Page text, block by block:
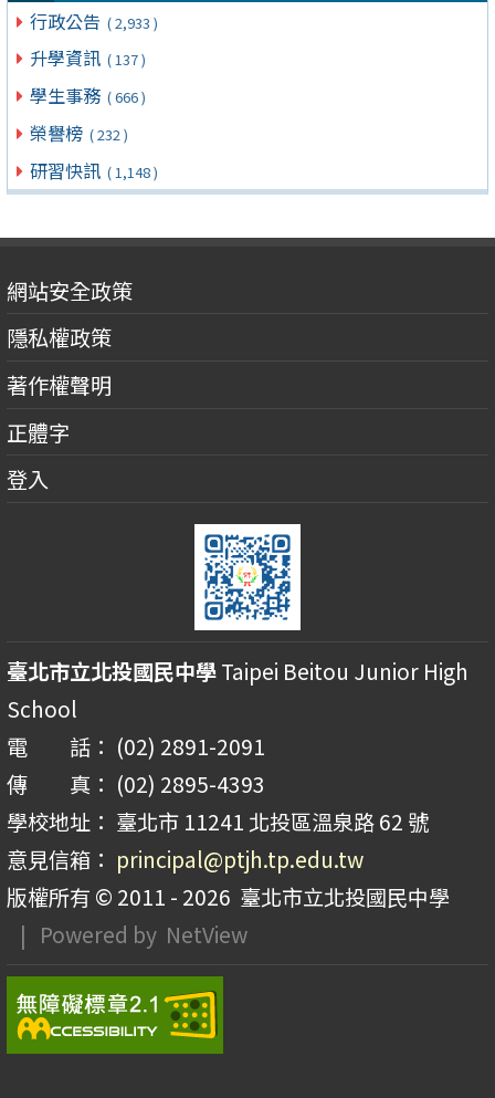
行政公告 ( 2,933 )
升學資訊 ( 137 )
學生事務 ( 666 )
榮譽榜 ( 232 )
研習快訊 ( 1,148 )
網站安全政策
隱私權政策
著作權聲明
正體字
登入
臺北市立北投國民中學Taipei Beitou Junior High
School
電 話： (02) 2891-2091
傳 真： (02) 2895-4393
學校地址： 臺北市 11241 北投區溫泉路 62 號
意見信箱： principal@ptjh.tp.edu.tw
版權所有 © 2011 - 2026 臺北市立北投國民中學
| Powered by NetView